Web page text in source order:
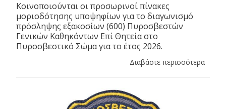
Κοινοποιούνται οι προσωρινοί πίνακες
μοριοδότησης υποψηφίων για το διαγωνισμό
πρόσληψης εξακοσίων (600) Πυροσβεστών
Γενικών Καθηκόντων Επί Θητεία στο
Πυροσβεστικό Σώμα για το έτος 2026.
Διαβάστε περισσότερα